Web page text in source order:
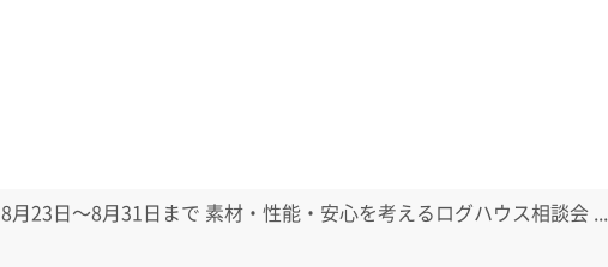
8月23日〜8月31日まで 素材・性能・安心を考えるログハウス相談会 ...